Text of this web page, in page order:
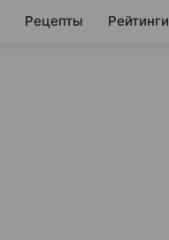
Рецепты Рейтинги